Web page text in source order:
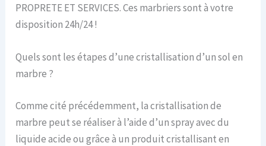
PROPRETE ET SERVICES. Ces marbriers sont à votre
disposition 24h/24 !
Quels sont les étapes d’une cristallisation d’un sol en
marbre ?
Comme cité précédemment, la cristallisation de
marbre peut se réaliser à l’aide d’un spray avec du
liquide acide ou grâce à un produit cristallisant en